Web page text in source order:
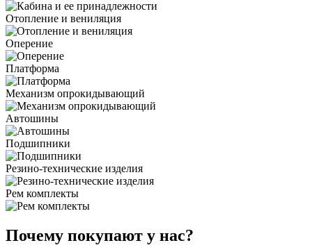
Отопление и вениляция
Оперение
Платформа
Механизм опрокидывающий
Автошины
Подшипники
Резино-технические изделия
Рем комплекты
Почему покупают у нас?